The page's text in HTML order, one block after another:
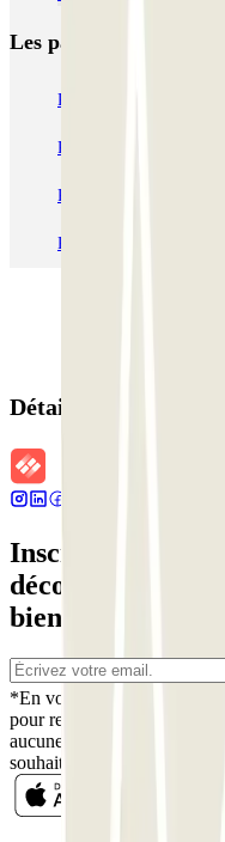
Les parkings les plus
Parking Paris Parking
Parking Charles de
Parking Aéroport
Parking Aéroport
Détails de la
Inscrivez-vous à
découvrez des
bien d'autres
*En vous inscrivant, vous
pour recevoir des
aucune obligation, vous
souhaitez dans la même